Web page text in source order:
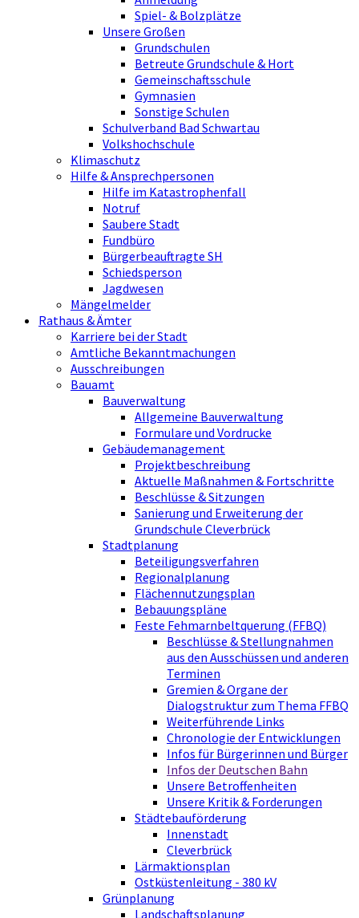
Spiel- & Bolzplätze
Unsere Großen
Grundschulen
Betreute Grundschule & Hort
Gemeinschaftsschule
Gymnasien
Sonstige Schulen
Schulverband Bad Schwartau
Volkshochschule
Klimaschutz
Hilfe & Ansprechpersonen
Hilfe im Katastrophenfall
Notruf
Saubere Stadt
Fundbüro
Bürgerbeauftragte SH
Schiedsperson
Jagdwesen
Mängelmelder
Rathaus & Ämter
Karriere bei der Stadt
Amtliche Bekanntmachungen
Ausschreibungen
Bauamt
Bauverwaltung
Allgemeine Bauverwaltung
Formulare und Vordrucke
Gebäudemanagement
Projektbeschreibung
Aktuelle Maßnahmen & Fortschritte
Beschlüsse & Sitzungen
Sanierung und Erweiterung der
Grundschule Cleverbrück
Stadtplanung
Beteiligungsverfahren
Regionalplanung
Flächennutzungsplan
Bebauungspläne
Feste Fehmarnbeltquerung (FFBQ)
Beschlüsse & Stellungnahmen
aus den Ausschüssen und anderen
Terminen
Gremien & Organe der
Dialogstruktur zum Thema FFBQ
Weiterführende Links
Chronologie der Entwicklungen
Infos für Bürgerinnen und Bürger
Infos der Deutschen Bahn
Unsere Betroffenheiten
Unsere Kritik & Forderungen
Städtebauförderung
Innenstadt
Cleverbrück
Lärmaktionsplan
Ostküstenleitung - 380 kV
Grünplanung
Landschaftsplanung